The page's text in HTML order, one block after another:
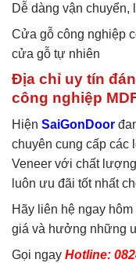
Dễ dàng vận chuyển,
Cửa gỗ công nghiệp
cửa gỗ tự nhiên
Địa chỉ uy tín
công nghiệp
Hiện SaiGonDoor
chuyên cung cấp các
Veneer với chất
luôn ưu đãi tốt nhất
Hãy liên hệ ngay
giá và hưởng những
Gọi ngay Hotline: